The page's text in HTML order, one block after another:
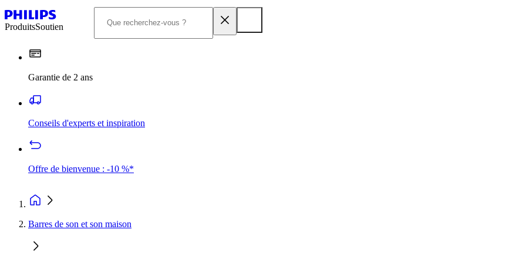
ProduitsSoutien
Garantie de 2 ans
Conseils d'experts et inspiration
Offre de bienvenue : -10 %*
Barres de son et son maison